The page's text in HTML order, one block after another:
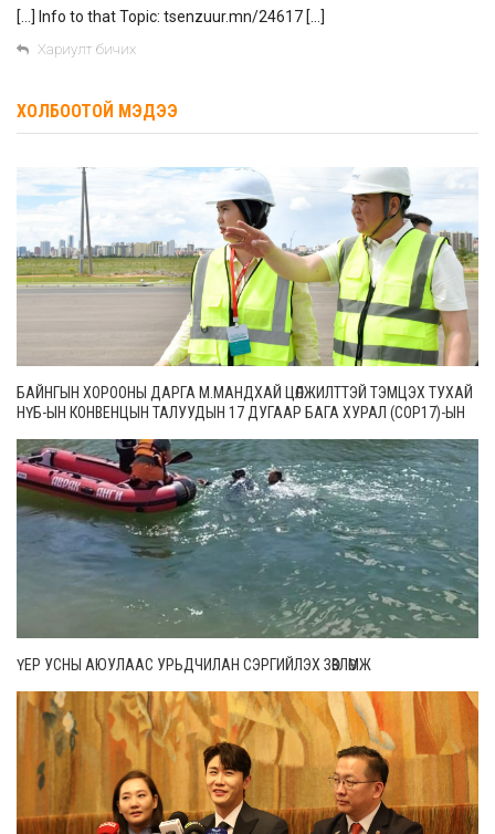
[…] Info to that Topic: tsenzuur.mn/24617 […]
Хариулт бичих
ХОЛБООТОЙ МЭДЭЭ
БАЙНГЫН ХОРООНЫ ДАРГА М.МАНДХАЙ ЦӨЛЖИЛТТЭЙ ТЭМЦЭХ ТУХАЙ
НҮБ-ЫН КОНВЕНЦЫН ТАЛУУДЫН 17 ДУГААР БАГА ХУРАЛ (СОР17)-ЫН
ҮЕР УСНЫ АЮУЛААС УРЬДЧИЛАН СЭРГИЙЛЭХ ЗӨВЛӨМЖ